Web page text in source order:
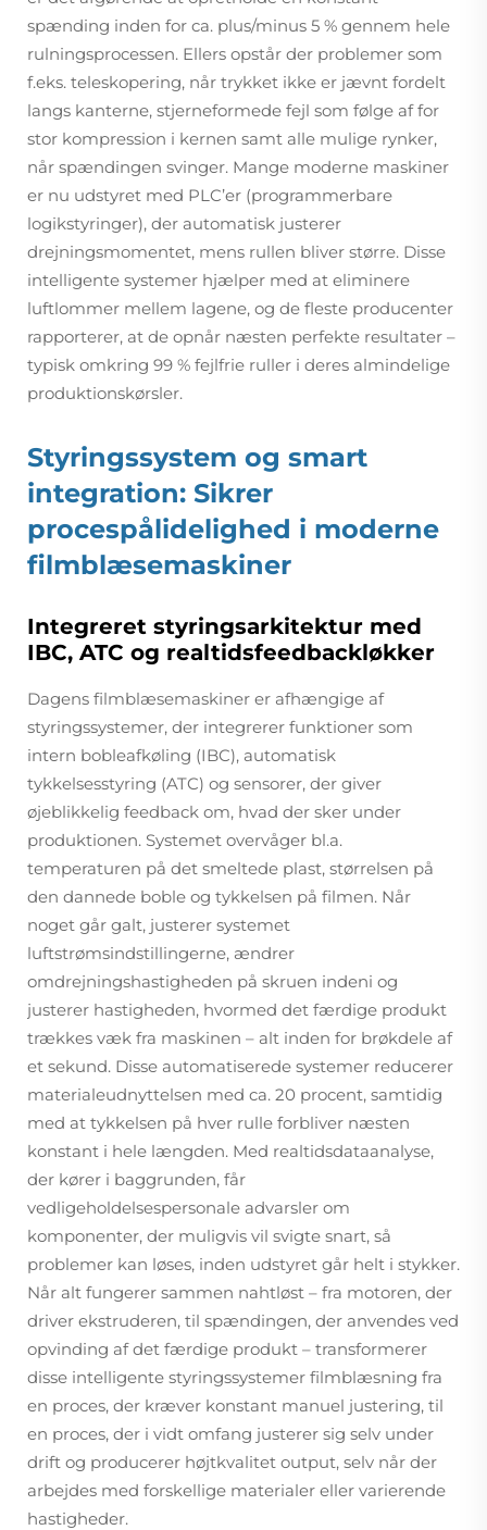
spænding inden for ca. plus/minus 5 % gennem hele
rulningsprocessen. Ellers opstår der problemer som
f.eks. teleskopering, når trykket ikke er jævnt fordelt
langs kanterne, stjerneformede fejl som følge af for
stor kompression i kernen samt alle mulige rynker,
når spændingen svinger. Mange moderne maskiner
er nu udstyret med PLC’er (programmerbare
logikstyringer), der automatisk justerer
drejningsmomentet, mens rullen bliver større. Disse
intelligente systemer hjælper med at eliminere
luftlommer mellem lagene, og de fleste producenter
rapporterer, at de opnår næsten perfekte resultater –
typisk omkring 99 % fejlfrie ruller i deres almindelige
produktionskørsler.
Styringssystem og smart
integration: Sikrer
procespålidelighed i moderne
filmblæsemaskiner
Integreret styringsarkitektur med
IBC, ATC og realtidsfeedbackløkker
Dagens filmblæsemaskiner er afhængige af
styringssystemer, der integrerer funktioner som
intern bobleafkøling (IBC), automatisk
tykkelsesstyring (ATC) og sensorer, der giver
øjeblikkelig feedback om, hvad der sker under
produktionen. Systemet overvåger bl.a.
temperaturen på det smeltede plast, størrelsen på
den dannede boble og tykkelsen på filmen. Når
noget går galt, justerer systemet
luftstrømsindstillingerne, ændrer
omdrejningshastigheden på skruen indeni og
justerer hastigheden, hvormed det færdige produkt
trækkes væk fra maskinen – alt inden for brøkdele af
et sekund. Disse automatiserede systemer reducerer
materialeudnyttelsen med ca. 20 procent, samtidig
med at tykkelsen på hver rulle forbliver næsten
konstant i hele længden. Med realtidsdataanalyse,
der kører i baggrunden, får
vedligeholdelsespersonale advarsler om
komponenter, der muligvis vil svigte snart, så
problemer kan løses, inden udstyret går helt i stykker.
Når alt fungerer sammen nahtløst – fra motoren, der
driver ekstruderen, til spændingen, der anvendes ved
opvinding af det færdige produkt – transformerer
disse intelligente styringssystemer filmblæsning fra
en proces, der kræver konstant manuel justering, til
en proces, der i vidt omfang justerer sig selv under
drift og producerer højtkvalitet output, selv når der
arbejdes med forskellige materialer eller varierende
hastigheder.